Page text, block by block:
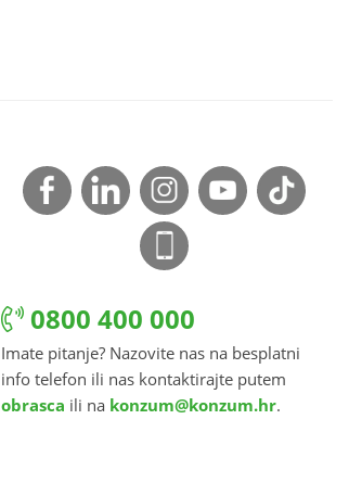
0800 400 000
Imate pitanje? Nazovite nas na besplatni
info telefon ili nas kontaktirajte putem
obrasca ili na konzum@konzum.hr.